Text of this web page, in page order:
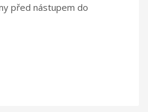
před nástupem do